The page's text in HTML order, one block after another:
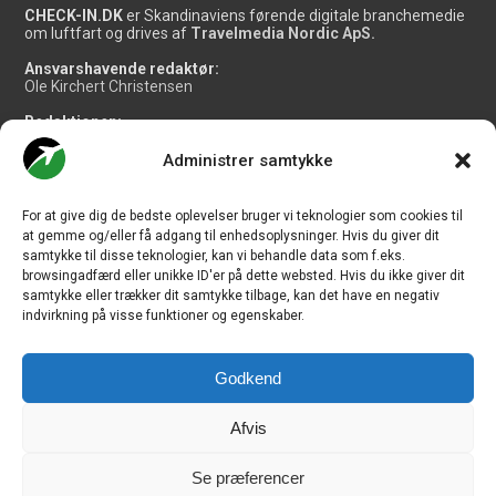
Administrer samtykke
For at give dig de bedste oplevelser bruger vi teknologier som cookies til
at gemme og/eller få adgang til enhedsoplysninger. Hvis du giver dit
samtykke til disse teknologier, kan vi behandle data som f.eks.
browsingadfærd eller unikke ID'er på dette websted. Hvis du ikke giver dit
samtykke eller trækker dit samtykke tilbage, kan det have en negativ
indvirkning på visse funktioner og egenskaber.
Godkend
Afvis
Se præferencer
CHECK-IN.DK er Skandinaviens førende digitale branchemedie
om luftfart og drives af Travelmedia Nordic ApS.
Ansvarshavende redaktør:
Ole Kirchert Christensen
Redaktionen:
Christian Granhøj Skouboe
Henrik Baumgarten
Danny Longhi Andreasen
Salg og jobannoncer:
salg@travelmedianordic.com
Vi tager ansvar for indholdet og er tilmeldt